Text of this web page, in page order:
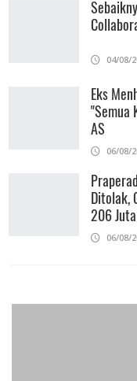
06/
04/08/
Eks
"Semua
AS
06/08/
Ditolak,
206 Juta
06/08/
SPPG